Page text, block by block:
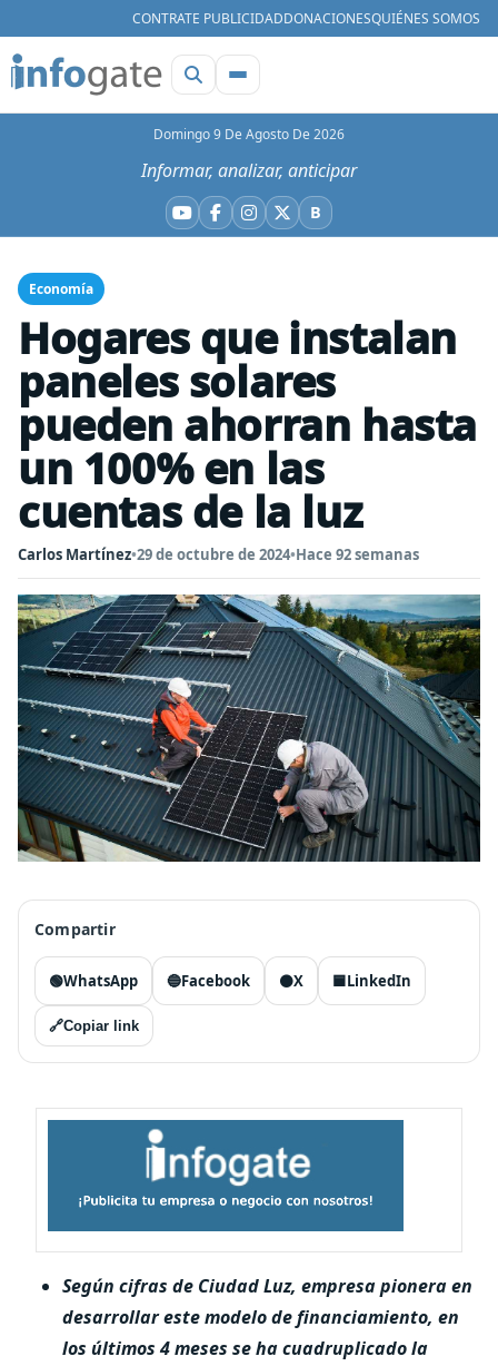
CONTRATE PUBLICIDADDONACIONESQUIÉNES SOMOS
Domingo 9 De Agosto De 2026
Informar, analizar, anticipar
YouTube
Facebook
Instagram
X BBluesky
Economía
Hogares que instalan
paneles solares
pueden ahorran hasta
un 100% en las
cuentas de la luz
Carlos Martínez•29 de octubre de 2024•Hace 92 semanas
Compartir
🟢WhatsApp 🔵Facebook ⚫X 🟦LinkedIn
🔗Copiar link
Según cifras de Ciudad Luz, empresa pionera en
desarrollar este modelo de financiamiento, en
los últimos 4 meses se ha cuadruplicado la